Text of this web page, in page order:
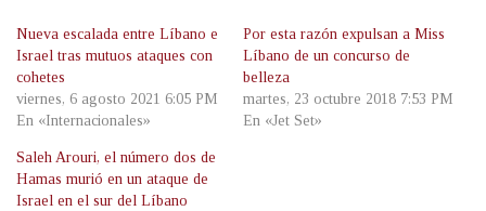
Nueva escalada entre Líbano e
Israel tras mutuos ataques con
cohetes
viernes, 6 agosto 2021 6:05 PM
En «Internacionales»
Por esta razón expulsan a Miss
Líbano de un concurso de
belleza
martes, 23 octubre 2018 7:53 PM
En «Jet Set»
Saleh Arouri, el número dos de
Hamas murió en un ataque de
Israel en el sur del Líbano